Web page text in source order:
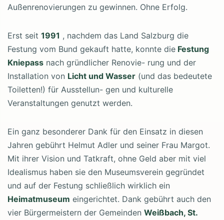
Außenrenovierungen zu gewinnen. Ohne Erfolg.
Erst seit 1991 , nachdem das Land Salzburg die
Festung vom Bund gekauft hatte, konnte die Festung
Kniepass nach gründlicher Renovie- rung und der
Installation von Licht und Wasser (und das bedeutete
Toiletten!) für Ausstellun- gen und kulturelle
Veranstaltungen genutzt werden.
Ein ganz besonderer Dank für den Einsatz in diesen
Jahren gebührt Helmut Adler und seiner Frau Margot.
Mit ihrer Vision und Tatkraft, ohne Geld aber mit viel
Idealismus haben sie den Museumsverein gegründet
und auf der Festung schließlich wirklich ein
Heimatmuseum eingerichtet. Dank gebührt auch den
vier Bürgermeistern der Gemeinden Weißbach, St.